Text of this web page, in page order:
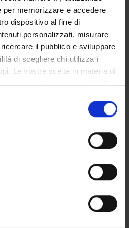
memorizzare e accedere
dispositivo al fine di
personalizzati, misurare
il pubblico e sviluppare
di scegliere chi utilizza i
Le vostre scelte in materia di
su questa proprietà digitale
consenso in qualsiasi
sui cookie o facendo clic
sulla tua posizione
di qualche
scansionandolo